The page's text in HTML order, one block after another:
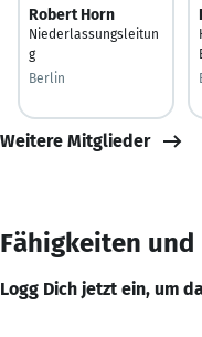
Robert Horn
Niederlassungsleitun
g
Berlin
Weitere Mitglieder
Fähigkeiten
Logg Dich jetzt ein, um